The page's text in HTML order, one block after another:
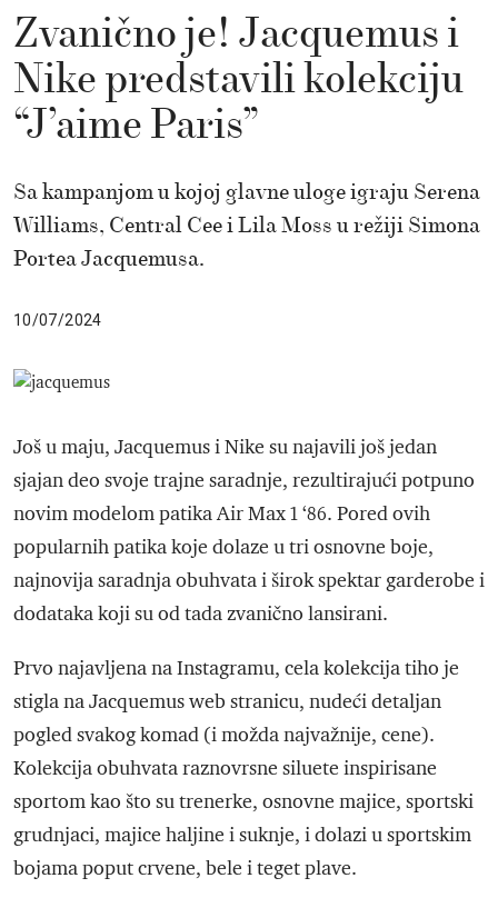
Zvanično je! Jacquemus i
Nike predstavili kolekciju
“J’aime Paris”
Sa kampanjom u kojoj glavne uloge igraju Serena
Williams, Central Cee i Lila Moss u režiji Simona
Portea Jacquemusa.
10/07/2024
Još u maju, Jacquemus i Nike su najavili još jedan
sjajan deo svoje trajne saradnje, rezultirajući potpuno
novim modelom patika Air Max 1 ‘86. Pored ovih
popularnih patika koje dolaze u tri osnovne boje,
najnovija saradnja obuhvata i širok spektar garderobe i
dodataka koji su od tada zvanično lansirani.
Prvo najavljena na Instagramu, cela kolekcija tiho je
stigla na Jacquemus web stranicu, nudeći detaljan
pogled svakog komad (i možda najvažnije, cene).
Kolekcija obuhvata raznovrsne siluete inspirisane
sportom kao što su trenerke, osnovne majice, sportski
grudnjaci, majice haljine i suknje, i dolazi u sportskim
bojama poput crvene, bele i teget plave.